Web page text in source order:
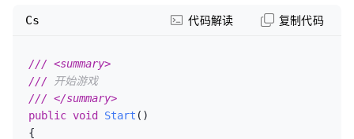
/// <summary>
/// 开始游戏
/// </summary>
public void Start ()
{
Cs 代码解读 复制代码